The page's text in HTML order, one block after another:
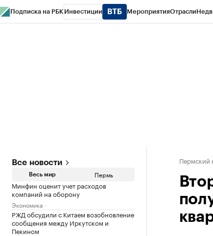
Подписка на РБК Инвестиции МероприятияОтрасли
Все новости
Весь мир Пермь
Минфин оценит учет расходов
компаний на оборону
Экономика
РЖД обсудили с Китаем возобновление
сообщения между Иркутском и
Пекином
Пермский